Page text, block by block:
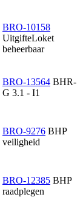
BRO-10158
UitgifteLoket
beheerbaar
BRO-13564 BHR-
G 3.1 - I1
BRO-9276 BHP
veiligheid
BRO-12385 BHP
raadplegen